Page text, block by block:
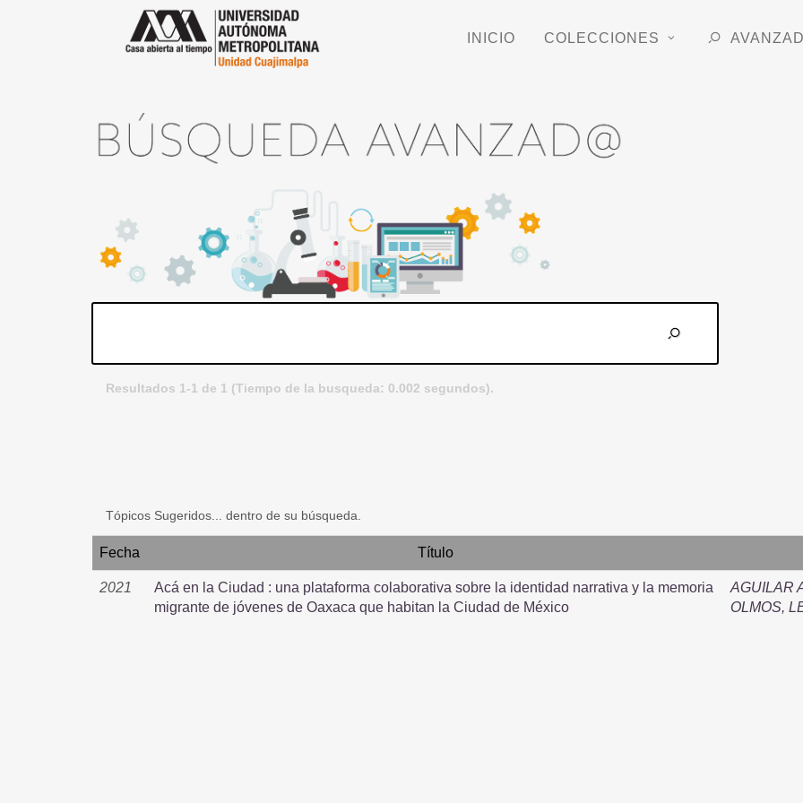
INICIO COLECCIONES
Resultados 1-1 de 1 (Tiempo de la busqueda: 0.002 segundos).
Tópicos Sugeridos... dentro de su búsqueda.
Fecha Título
2021
Acá en la Ciudad : una plataforma colaborativa sobre la identidad narrativa y la memoria
migrante de jóvenes de Oaxaca que habitan la Ciudad de México
AGUILAR
OLMOS,